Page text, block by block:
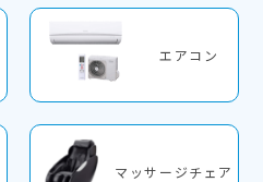
エアコン
マッサージチェア